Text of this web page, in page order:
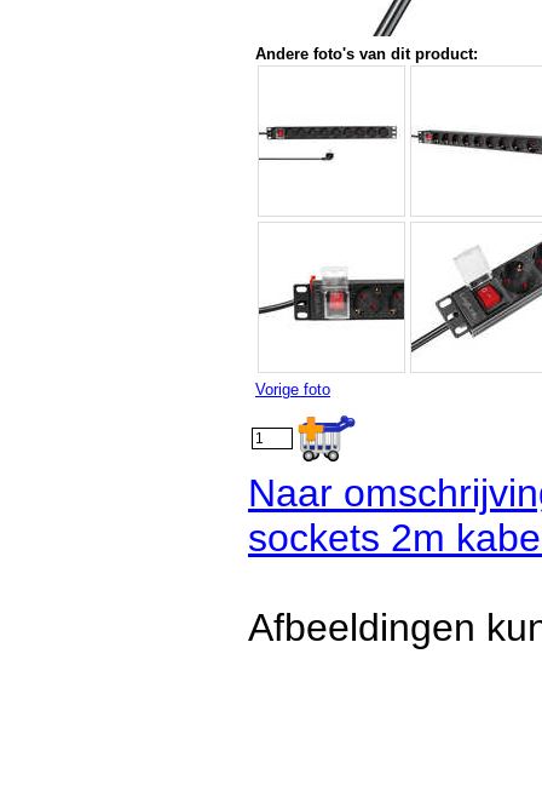
Andere foto's van dit product:
Vorige foto
Naar
sockets 2m
Afbeeldingen